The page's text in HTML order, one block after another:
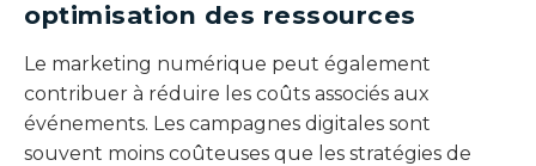
optimisation des ressources
Le marketing numérique peut également
contribuer à réduire les coûts associés aux
événements. Les campagnes digitales sont
souvent moins coûteuses que les stratégies de